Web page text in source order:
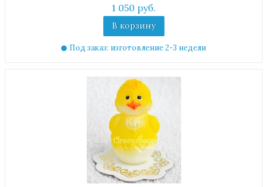
1 050 руб.
В корзину
Под заказ: изготовление 2-3 недели